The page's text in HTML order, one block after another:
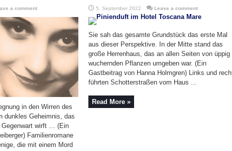
a comment
in den Wirren des
dunkles Geheimnis, das
wirft … (Ein
Familienromane
die mit einem Mord
5. September 2022 Leave a comment
Sie sah das gesamte Grundstück das erste Mal
aus dieser Perspektive. In der Mitte stand das
große Herrenhaus, das an allen Seiten von üppig
wuchernden Pflanzen umgeben war. (Ein
Gastbeitrag von Hanna Holmgren) Links und
führten Schotterstraßen vom Haus ...
Read More »